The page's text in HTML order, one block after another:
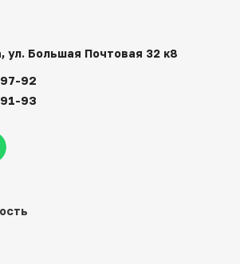
ул. Большая Почтовая 32 к8
92
93